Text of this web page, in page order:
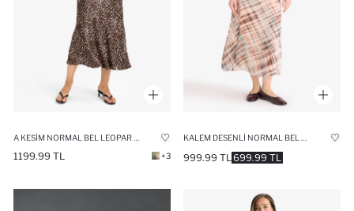
1199.99 TL +3 699.99 TL
999.99 TL